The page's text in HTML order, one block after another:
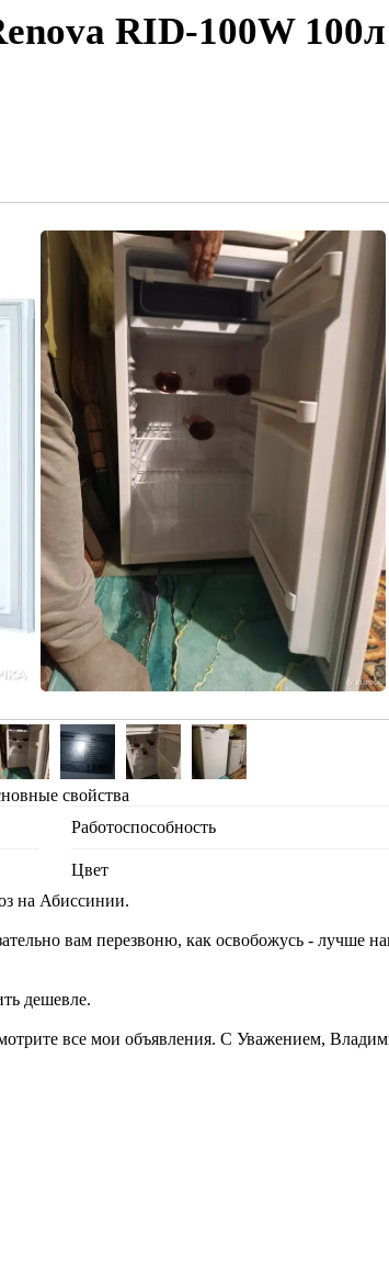
RID-100W
свойства
Работоспособность
Цвет
на Абиссинии.
вам перезвоню, как освобожусь - лучше
дешевле.
все мои объявления. С Уважением,